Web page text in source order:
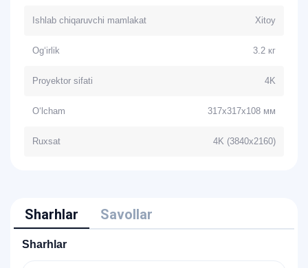
Ishlab chiqaruvchi mamlakat Xitoy
Og‘irlik 3.2 кг
Proyektor sifati 4K
O‘lcham 317x317x108 мм
Ruxsat 4K (3840x2160)
Sharhlar Savollar
Sharhlar